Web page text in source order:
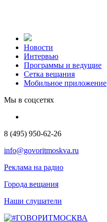
Новости
Интервью
Программы и ведущие
Сетка вещания
Мобильное приложение
Мы в соцсетях
8 (495) 950-62-26
info@govoritmoskva.ru
Реклама на радио
Города вещания
Наши слушатели